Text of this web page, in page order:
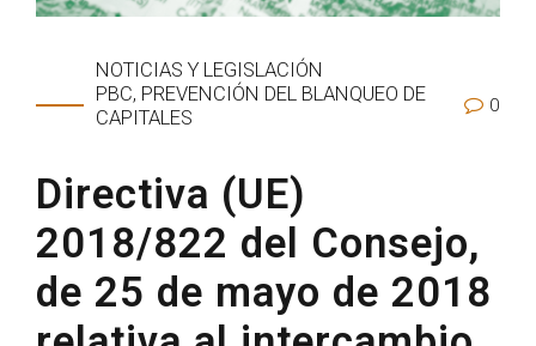
NOTICIAS Y LEGISLACIÓN
PBC, PREVENCIÓN DEL BLANQUEO DE
CAPITALES
0
Directiva (UE)
2018/822 del Consejo,
de 25 de mayo de 2018